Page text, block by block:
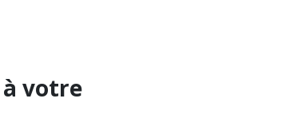
à votre